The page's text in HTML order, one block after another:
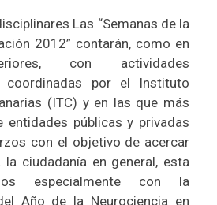
Las “Semanas de la
2012” contarán, como en
con actividades
coordinadas por el Instituto
(ITC) y en las que más
entidades públicas y privadas
con el objetivo de acercar
ciudadanía en general, esta
especialmente con la
Año de la Neurociencia en